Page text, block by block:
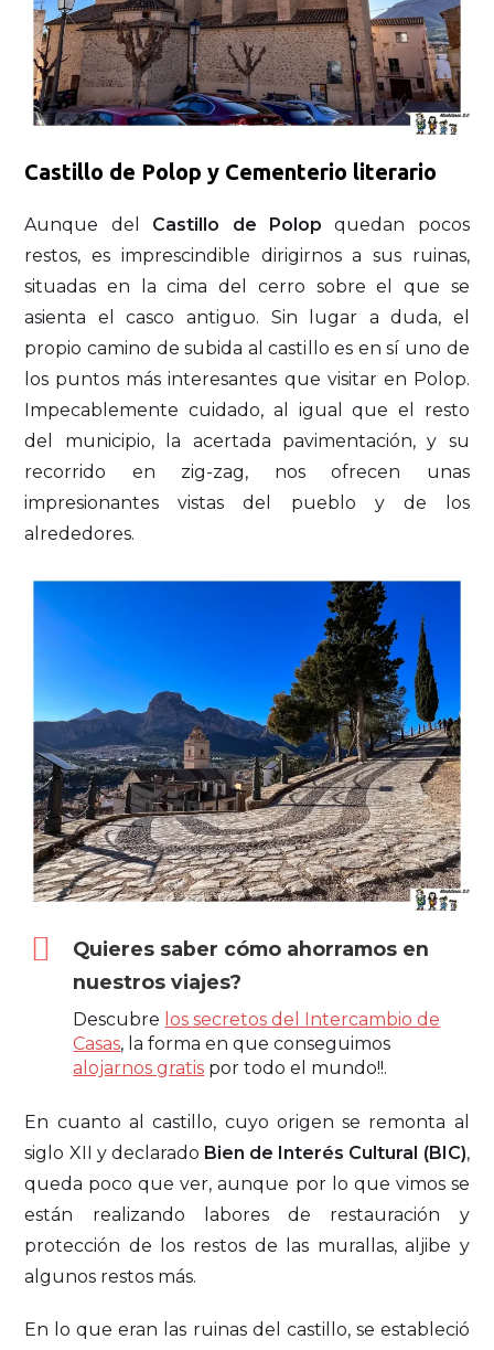
Castillo de Polop y Cementerio literario
Aunque del Castillo de Polop quedan pocos
restos, es imprescindible dirigirnos a sus ruinas,
situadas en la cima del cerro sobre el que se
asienta el casco antiguo. Sin lugar a duda, el
propio camino de subida al castillo es en sí uno de
los puntos más interesantes que visitar en Polop.
Impecablemente cuidado, al igual que el resto
del municipio, la acertada pavimentación, y su
recorrido en zig-zag, nos ofrecen unas
impresionantes vistas del pueblo y de los
alrededores.
Quieres saber cómo ahorramos en
nuestros viajes?
Descubre los secretos del Intercambio de
Casas, la forma en que conseguimos
alojarnos gratis por todo el mundo!!.
En cuanto al castillo, cuyo origen se remonta al
siglo XII y declarado Bien de Interés Cultural (BIC),
queda poco que ver, aunque por lo que vimos se
están realizando labores de restauración y
protección de los restos de las murallas, aljibe y
algunos restos más.
En lo que eran las ruinas del castillo, se estableció